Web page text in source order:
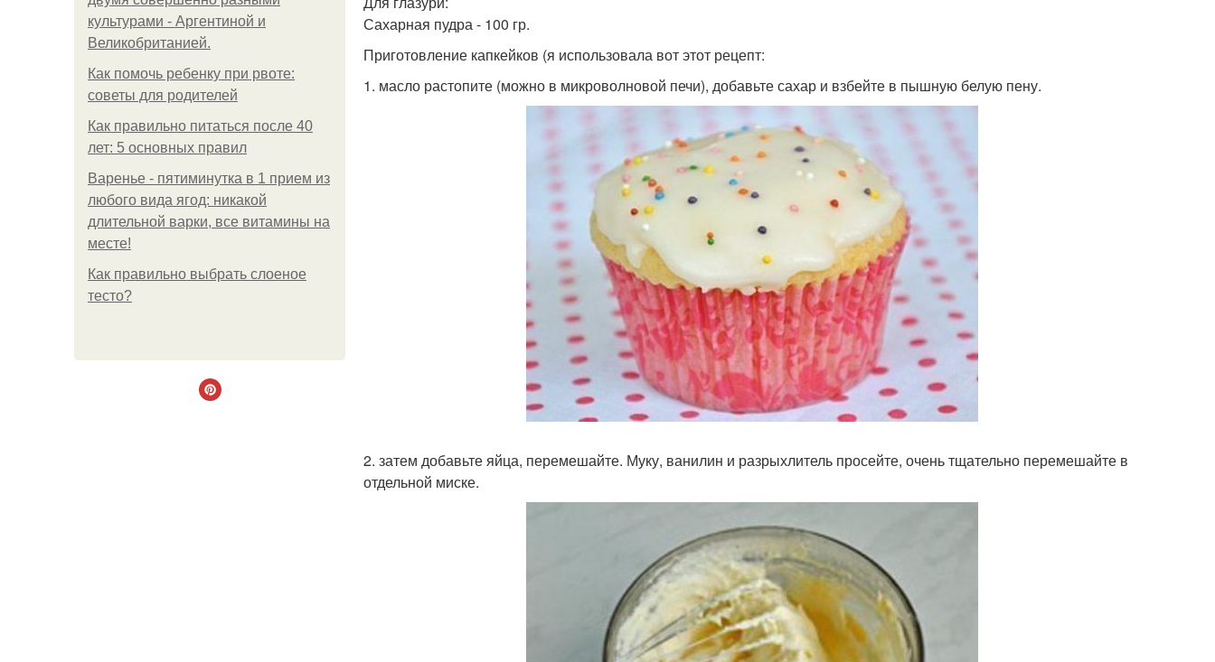
культурами - Аргентиной и
Великобританией.
Как помочь ребенку при рвоте:
советы для родителей
Как правильно питаться после 40
лет: 5 основных правил
Варенье - пятиминутка в 1 прием из
любого вида ягод: никакой
длительной варки, все витамины на
месте!
Как правильно выбрать слоеное
тесто?
Сахарная пудра - 100 гр.
Приготовление капкейков (я использовала вот этот рецепт:
1. масло растопите (можно в микроволновой печи), добавьте сахар и взбейте в пышную белую пену.
2. затем добавьте яйца, перемешайте. Муку, ванилин и разрыхлитель просейте, очень тщательно перемешайте в
отдельной миске.